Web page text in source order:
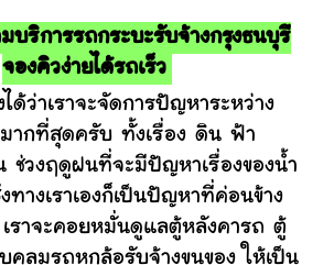
บริการรถกระบะรับจ้างกรุงธนบุรี
จองคิวง่ายได้รถเร็ว
ราจะจัดการปัญหาระหว่าง
มากที่สุดครับ ทั้งเรื่อง ดิน ฟ้า
ช่วงฤดูฝนที่จะมีปัญหาเรื่องของน้ำ
งทางเราเองก็เป็นปัญหาที่ค่อนข้าง
ราจะคอยหมั่นดูแลตู้หลังคารถ ตู้
คลุมรถหกล้อรับจ้างขนของ ให้เป็น